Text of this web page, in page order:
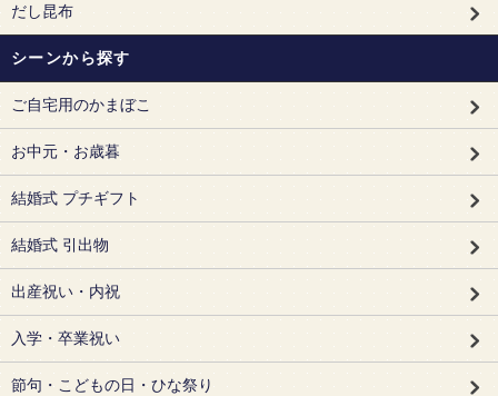
だし昆布
シーンから探す
ご自宅用のかまぼこ
お中元・お歳暮
結婚式 プチギフト
結婚式 引出物
出産祝い・内祝
入学・卒業祝い
節句・こどもの日・ひな祭り